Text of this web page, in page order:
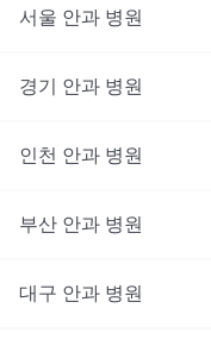
서울 안과 병원
경기 안과 병원
인천 안과 병원
부산 안과 병원
대구 안과 병원